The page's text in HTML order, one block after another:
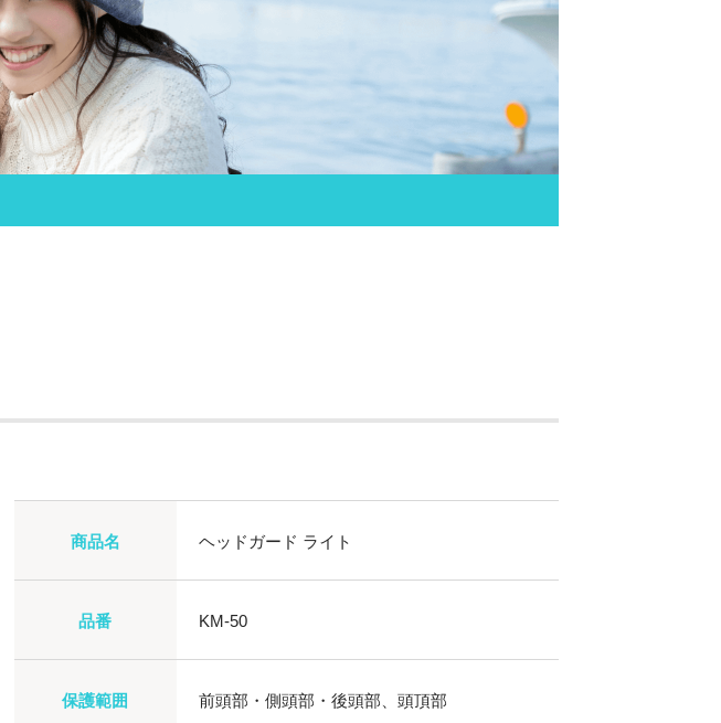
商品名 ヘッドガード ライト
品番 KM-50
保護範囲 前頭部・側頭部・後頭部、頭頂部